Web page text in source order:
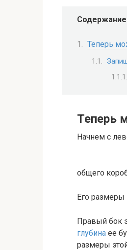
Содержание
Теперь
Теперь
Начнем с
общего
Его размеры
Правый бок
глубина ее
размеры